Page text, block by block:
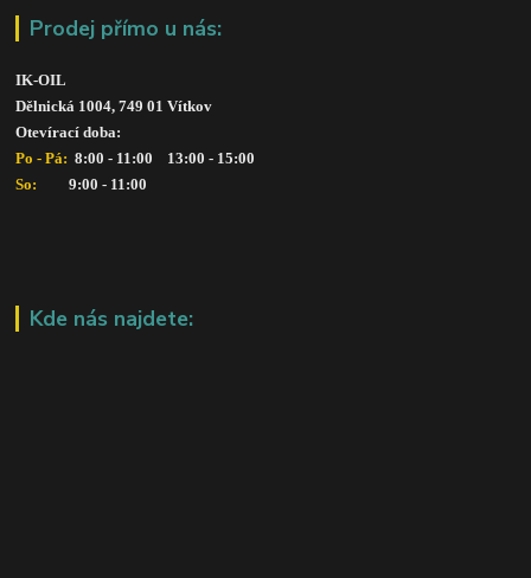
Prodej přímo u nás:
IK-OIL
Dělnická 1004, 749 01 Vítkov
Otevírací doba:
Po - Pá: 8:00 - 11:00    13:00 - 15:00
So:
      9:00 - 11:00
Kde nás najdete: